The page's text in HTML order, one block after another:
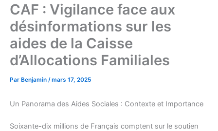
CAF : Vigilance face aux
désinformations sur les
aides de la Caisse
d’Allocations Familiales
Par Benjamin /mars 17, 2025
Un Panorama des Aides Sociales : Contexte et Importance
Soixante-dix millions de Français comptent sur le soutien